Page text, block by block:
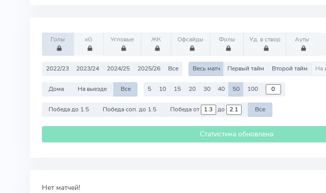
Голы xG Угловые ЖК Офсайды Фолы Уд. в створ Ауты
2022/23 2023/24 2024/25 2025/26 Все Весь матч Первый тайм Второй тайм
Дома На выезде Все 5 10 15 20 30 40 50 100
Победа до 1.5 Победа соп. до 1.5 Победа от до Все
Статистика обновлена
Нет матчей!